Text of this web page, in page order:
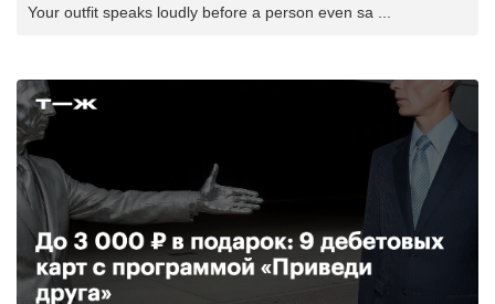
Your outfit speaks loudly before a person even sa ...